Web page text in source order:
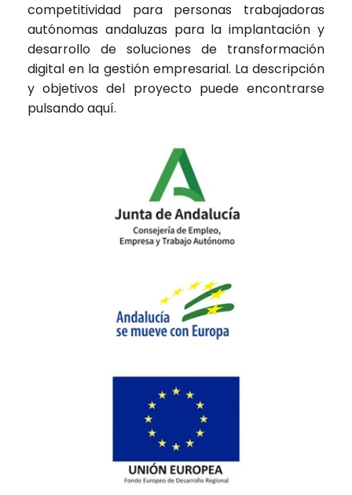
competitividad para personas trabajadoras
autónomas andaluzas para la implantación y
desarrollo de soluciones de transformación
digital en la gestión empresarial. La descripción
y objetivos del proyecto puede encontrarse
pulsandoaquí.